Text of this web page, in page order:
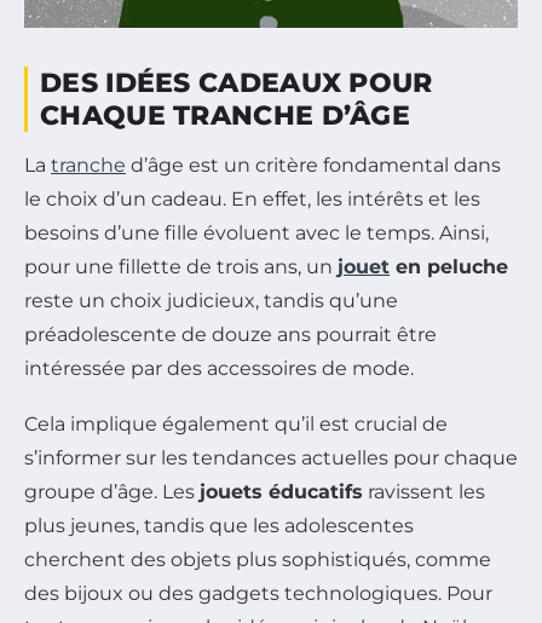
DES IDÉES CADEAUX POUR
CHAQUE TRANCHE D’ÂGE
La tranche d’âge est un critère fondamental dans
le choix d’un cadeau. En effet, les intérêts et les
besoins d’une fille évoluent avec le temps. Ainsi,
pour une fillette de trois ans, un jouet en peluche
reste un choix judicieux, tandis qu’une
préadolescente de douze ans pourrait être
intéressée par des accessoires de mode.
Cela implique également qu’il est crucial de
s’informer sur les tendances actuelles pour chaque
groupe d’âge. Les jouets éducatifs ravissent les
plus jeunes, tandis que les adolescentes
cherchent des objets plus sophistiqués, comme
des bijoux ou des gadgets technologiques. Pour